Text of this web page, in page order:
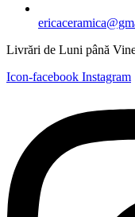
Livrări de Luni până
Icon-facebook Instagram